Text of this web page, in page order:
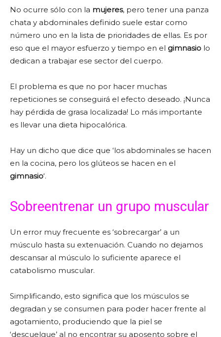
No ocurre sólo con la mujeres, pero tener una panza
chata y abdominales definido suele estar como
número uno en la lista de prioridades de ellas. Es por
eso que el mayor esfuerzo y tiempo en el gimnasio lo
dedican a trabajar ese sector del cuerpo.
El problema es que no por hacer muchas
repeticiones se conseguirá el efecto deseado. ¡Nunca
hay pérdida de grasa localizada! Lo más importante
es llevar una dieta hipocalórica.
Hay un dicho que dice que ‘los abdominales se hacen
en la cocina, pero los glúteos se hacen en el
gimnasio‘.
Sobreentrenar un grupo muscular
Un error muy frecuente es ‘sobrecargar’ a un
músculo hasta su extenuación. Cuando no dejamos
descansar al músculo lo suficiente aparece el
catabolismo muscular.
Simplificando, esto significa que los músculos se
degradan y se consumen para poder hacer frente al
agotamiento, produciendo que la piel se
‘descuelgue’ al no encontrar su aposento sobre el